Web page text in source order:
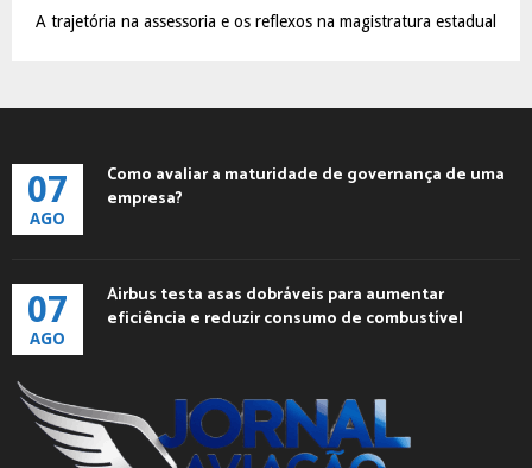
A trajetória na assessoria e os reflexos na magistratura estadual
07
AGO
Como avaliar a maturidade de governança de uma
empresa?
07
AGO
Airbus testa asas dobráveis para aumentar
eficiência e reduzir consumo de combustível